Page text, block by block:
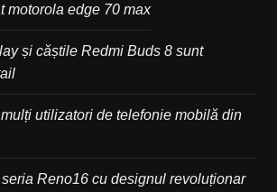
motorola edge 70 max
și căștile Redmi Buds 8 sunt
utilizatori de telefonie mobilă din
Reno16 cu designul revoluționar